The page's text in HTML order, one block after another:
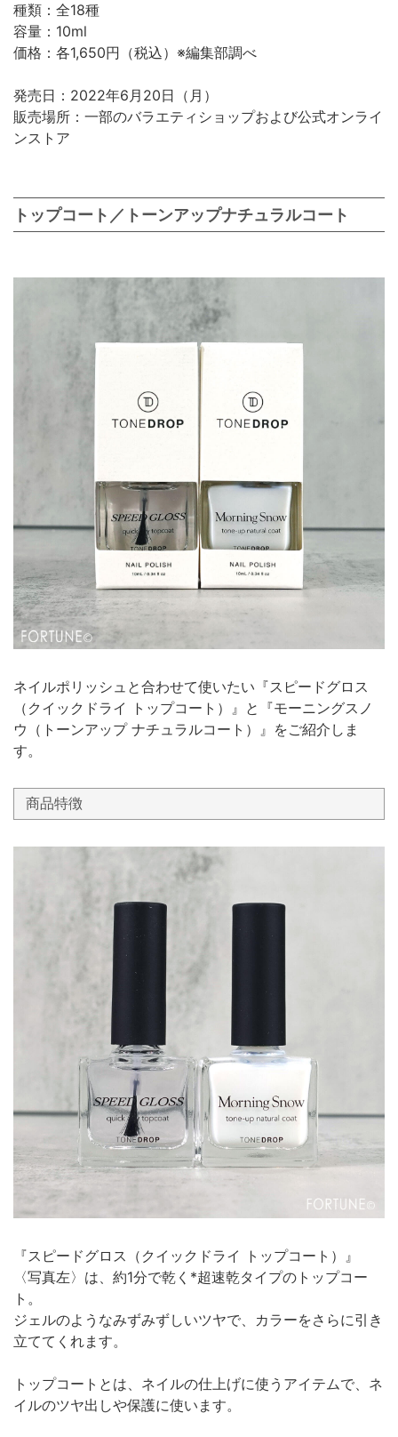
種類：全18種
容量：10ml
価格：各1,650円（税込）※編集部調べ
発売日：2022年6月20日（月）
販売場所：一部のバラエティショップおよび公式オンライ
ンストア
トップコート／トーンアップナチュラルコート
ネイルポリッシュと合わせて使いたい『スピードグロス
（クイックドライ トップコート）』と『モーニングスノ
ウ（トーンアップ ナチュラルコート）』をご紹介しま
す。
商品特徴
『スピードグロス（クイックドライ トップコート）』
〈写真左〉は、約1分で乾く*超速乾タイプのトップコー
ト。
ジェルのようなみずみずしいツヤで、カラーをさらに引き
立ててくれます。
トップコートとは、ネイルの仕上げに使うアイテムで、ネ
イルのツヤ出しや保護に使います。